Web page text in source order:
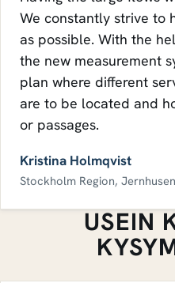
We constantly strive to
as possible. With the
the new measurement
plan where different
are to be located and
or passages.
Kristina Holmqvist
Stockholm Region, Jernhusen
USEIN